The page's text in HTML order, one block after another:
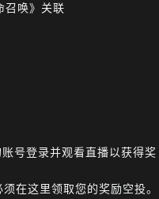
召唤》关联
号登录并观看直播以获得奖
在这里领取您的奖励空投。